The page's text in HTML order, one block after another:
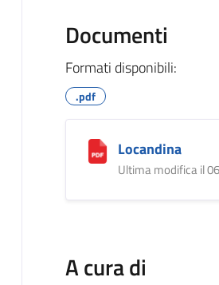
Documenti
Formati disponibili:
.pdf
Locandina
Ultima modifica il
A cura di